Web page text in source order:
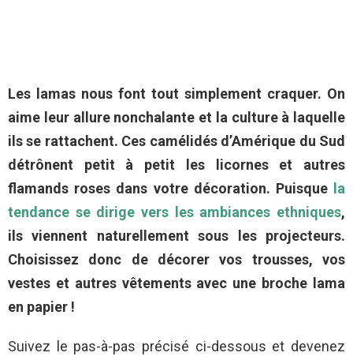
Les lamas nous font tout simplement craquer. On
aime leur allure nonchalante et la culture à laquelle
ils se rattachent. Ces camélidés d’Amérique du Sud
détrônent petit à petit les licornes et autres
flamands roses dans votre décoration. Puisque
la
tendance se dirige vers les ambiances ethniques,
ils viennent naturellement sous les projecteurs.
Choisissez donc de décorer vos trousses, vos
vestes et autres vêtements avec une broche lama
en papier !
Suivez le pas-à-pas précisé ci-dessous et devenez